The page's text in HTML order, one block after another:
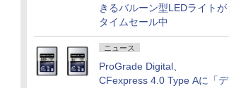
きるバルーン型LEDライトが
タイムセール中
ニュース
ProGrade Digital、
CFexpress 4.0 Type Aに「デ